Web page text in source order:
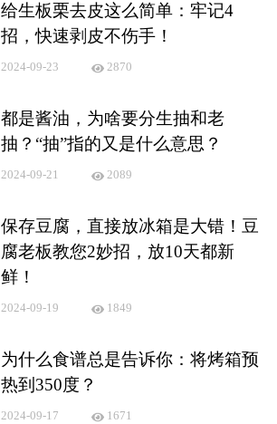
给生板栗去皮这么简单：牢记4
招，快速剥皮不伤手！
2024-09-23 2870
都是酱油，为啥要分生抽和老
抽？“抽”指的又是什么意思？
2024-09-21 2089
保存豆腐，直接放冰箱是大错！豆
腐老板教您2妙招，放10天都新
鲜！
2024-09-19 1849
为什么食谱总是告诉你：将烤箱预
热到350度？
2024-09-17 1671